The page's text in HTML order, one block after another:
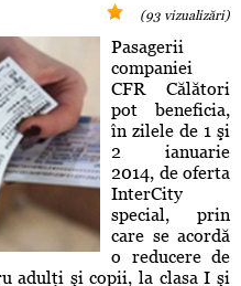
(93 vizualizări)
Pasagerii
companiei
CFR Călători
pot beneficia,
în zilele de 1 şi
2 ianuarie
2014, de oferta
InterCity
special, prin
care se acordă
o reducere de
adulţi şi copii, la clasa I şi